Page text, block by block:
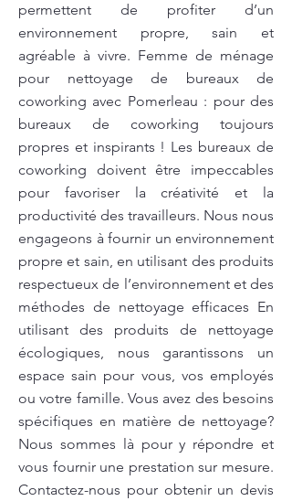
permettent de profiter d’un
environnement propre, sain et
agréable à vivre. Femme de ménage
pour nettoyage de bureaux de
coworking avec Pomerleau : pour des
bureaux de coworking toujours
propres et inspirants ! Les bureaux de
coworking doivent être impeccables
pour favoriser la créativité et la
productivité des travailleurs. Nous nous
engageons à fournir un environnement
propre et sain, en utilisant des produits
respectueux de l’environnement et des
méthodes de nettoyage efficaces En
utilisant des produits de nettoyage
écologiques, nous garantissons un
espace sain pour vous, vos employés
ou votre famille. Vous avez des besoins
spécifiques en matière de nettoyage?
Nous sommes là pour y répondre et
vous fournir une prestation sur mesure.
Contactez-nous pour obtenir un devis